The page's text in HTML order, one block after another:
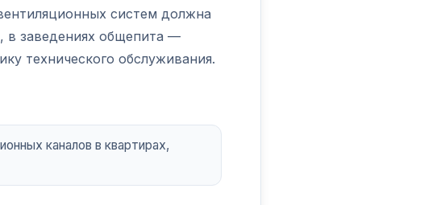
систем должна
в заведениях общепита —
технического обслуживания.
каналов в квартирах,